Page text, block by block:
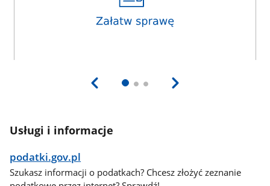
Usługi i informacje
podatki.gov.pl
Szukasz informacji o podatkach? Chcesz złożyć zeznanie